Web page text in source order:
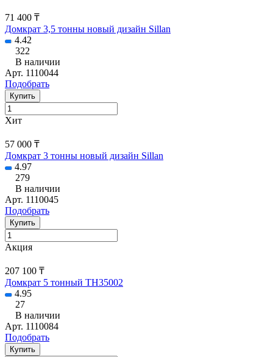
71 400 ₸
Домкрат 3,5 тонны новый дизайн Sillan
4.42
322
В наличии
Арт. 1110044
Подобрать
Купить
Хит
57 000 ₸
Домкрат 3 тонны новый дизайн Sillan
4.97
279
В наличии
Арт. 1110045
Подобрать
Купить
Акция
207 100 ₸
Домкрат 5 тонный TH35002
4.95
27
В наличии
Арт. 1110084
Подобрать
Купить